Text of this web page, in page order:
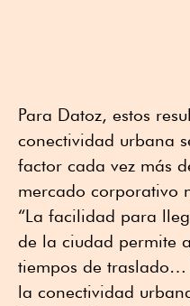
Para Datoz, estos
conectividad urbana
factor cada vez más
mercado corporativo
“La facilidad para
de la ciudad permite
tiempos de traslado…
la conectividad